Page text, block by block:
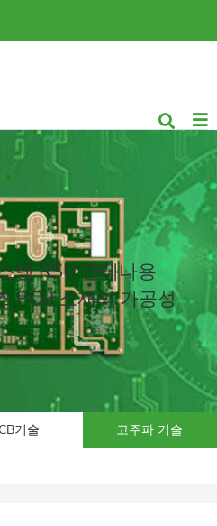
템 RSU 안테나용
PCB 소재의 가공성
기술 고주파 기술